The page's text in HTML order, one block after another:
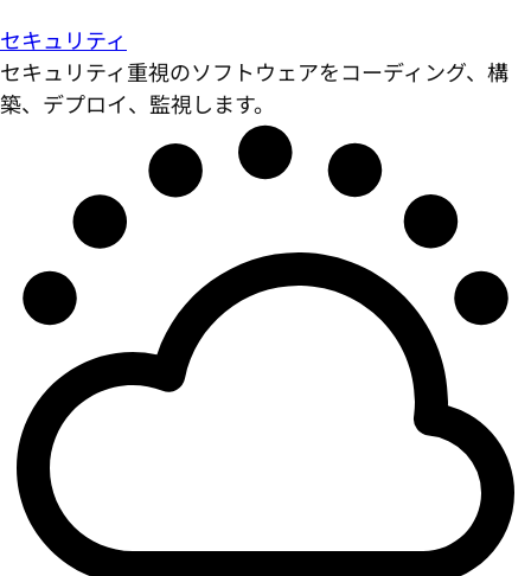
セキュリティ
セキュリティ重視のソフトウェアをコーディング、構
築、デプロイ、監視します。